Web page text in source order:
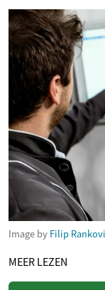
Image by Filip
MEER LEZEN